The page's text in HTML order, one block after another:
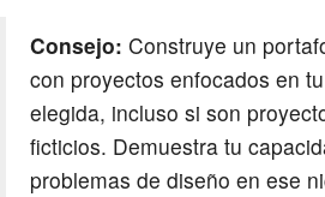
Consejo: Construye un
con proyectos enfocados en
elegida, incluso si son
ficticios. Demuestra tu
problemas de diseño en ese